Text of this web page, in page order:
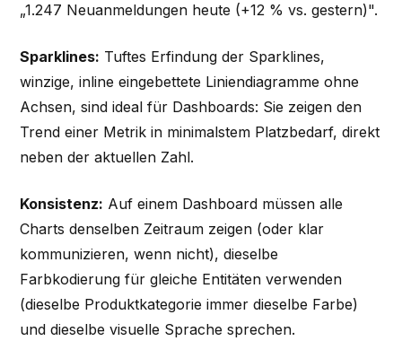
„1.247 Neuanmeldungen heute (+12 % vs. gestern)".
Sparklines: Tuftes Erfindung der Sparklines,
winzige, inline eingebettete Liniendiagramme ohne
Achsen, sind ideal für Dashboards: Sie zeigen den
Trend einer Metrik in minimalstem Platzbedarf, direkt
neben der aktuellen Zahl.
Konsistenz: Auf einem Dashboard müssen alle
Charts denselben Zeitraum zeigen (oder klar
kommunizieren, wenn nicht), dieselbe
Farbkodierung für gleiche Entitäten verwenden
(dieselbe Produktkategorie immer dieselbe Farbe)
und dieselbe visuelle Sprache sprechen.